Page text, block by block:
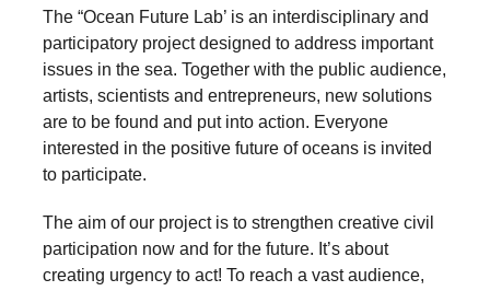
The “Ocean Future Lab’ is an interdisciplinary and
participatory project designed to address important
issues in the sea. Together with the public audience,
artists, scientists and entrepreneurs, new solutions
are to be found and put into action. Everyone
interested in the positive future of oceans is invited
to participate.
The aim of our project is to strengthen creative civil
participation now and for the future. It’s about
creating urgency to act! To reach a vast audience,